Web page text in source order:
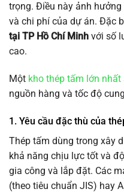
trọng. Điều này ảnh
và chi phí của dự án. Đặc
tại TP Hồ Chí Minh với số
cao.
Một kho thép tấm lớn nhất
nguồn hàng và tốc độ
1. Yêu cầu đặc thù của
Thép tấm dùng trong xây
khả năng chịu lực tốt và
gia công và lắp đặt. Các
(theo tiêu chuẩn JIS) hay